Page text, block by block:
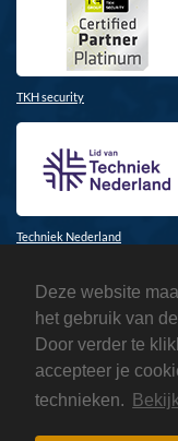
Deze website
het gebruik van
Door verder te
accepteer je
technieken.
TKH security
Techniek Nederland
Honeywell